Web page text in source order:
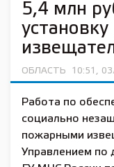
5,4 млн
ОБЛАСТЬ 10:51,
Работа по
социально
пожарными
Управлением по